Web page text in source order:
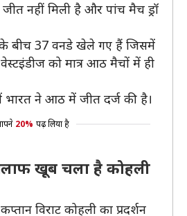
नहीं मिली है और पांच मैच ड्रॉ
के बीच 37 वनडे खेले गए हैं जिसमें
को मात्र आठ मैचों में ही
भारत ने आठ में जीत दर्ज की है।
20% पढ़ लिया है
खूब चला है कोहली
विराट कोहली का प्रदर्शन